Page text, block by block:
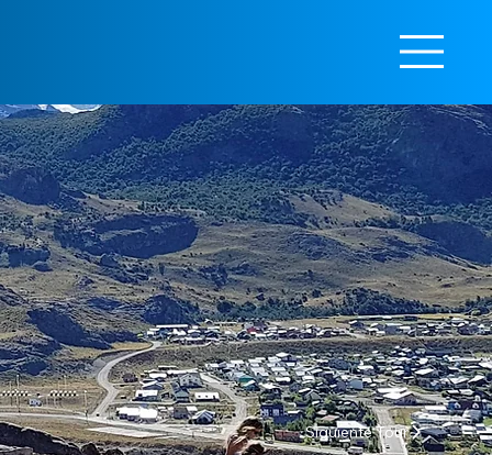
Siguiente Tour